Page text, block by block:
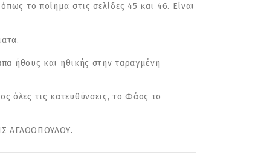
το ποίημα στις σελίδες 45 και 46. Είναι
ήθους και ηθικής στην ταραγμένη
όλες τις κατευθύνσεις, το Φάος το
ΑΓΑΘΟΠΟΥΛΟΥ.